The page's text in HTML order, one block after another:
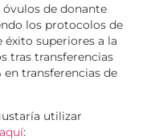
de donante
los protocolos de
éxito superiores a la
tras transferencias
en transferencias de
utilizar
aquí: